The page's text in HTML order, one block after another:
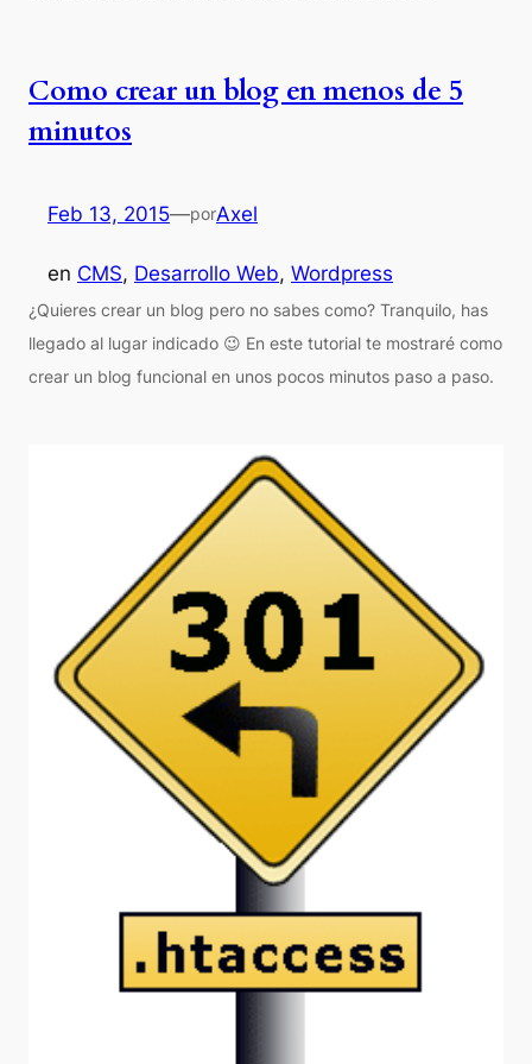
Como crear un blog en menos de 5
minutos
Feb 13, 2015—porAxel
en CMS, Desarrollo Web, Wordpress
¿Quieres crear un blog pero no sabes como? Tranquilo, has
llegado al lugar indicado 😉 En este tutorial te mostraré como
crear un blog funcional en unos pocos minutos paso a paso.